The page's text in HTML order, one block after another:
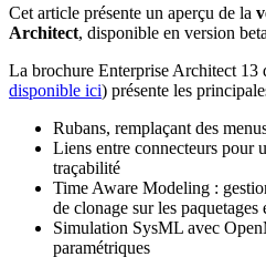
Cet article présente un aperçu de la
Architect, disponible en version
La brochure Enterprise Architect 13
disponible ici) présente les
Rubans, remplaçant des
Liens entre connecteurs pour
traçabilité
Time Aware Modeling :
de clonage sur les paquetages
Simulation SysML avec
paramétriques